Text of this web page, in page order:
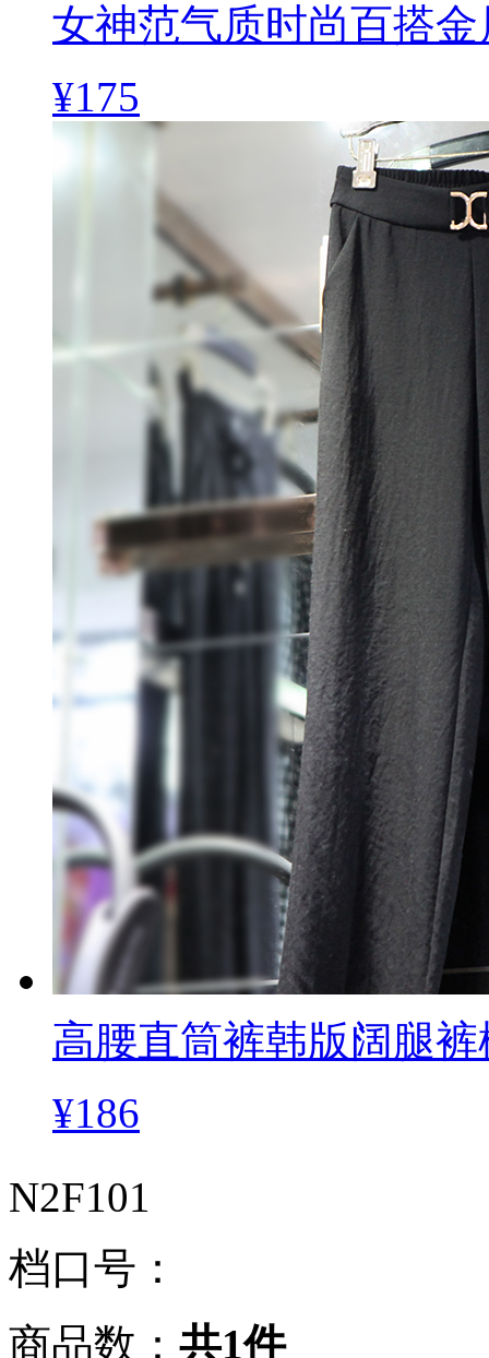
女神范气质时尚百搭
¥175
高腰直筒裤韩版阔腿
¥186
N2F101
档口号：
商品数： 共1件